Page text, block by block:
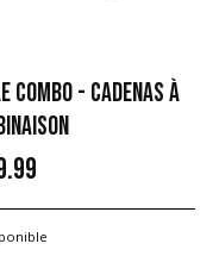
COMBO - CADENAS À